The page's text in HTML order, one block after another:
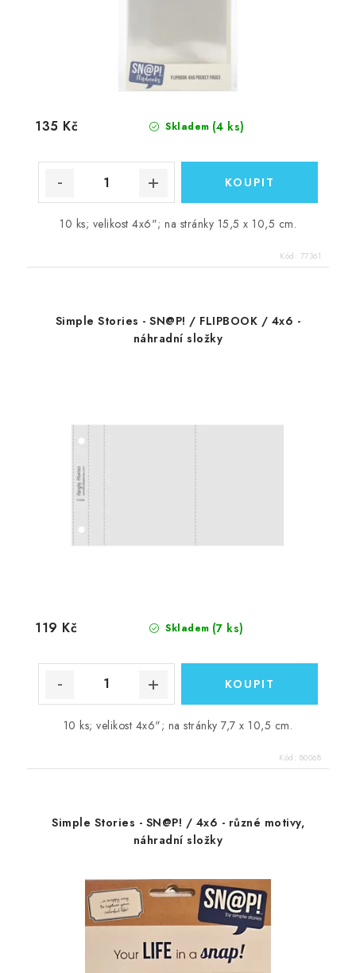
Skladem (4 ks)
135 Kč
10 ks; velikost 4x6"; na stránky 15,5 x 10,5 cm.
Kód: 77361
Simple Stories - SN@P! / FLIPBOOK / 4x6 -
náhradní složky
Skladem (7 ks)
119 Kč
10 ks; velikost 4x6"; na stránky 7,7 x 10,5 cm.
Kód: 80068
Simple Stories - SN@P! / 4x6 - různé motivy,
náhradní složky